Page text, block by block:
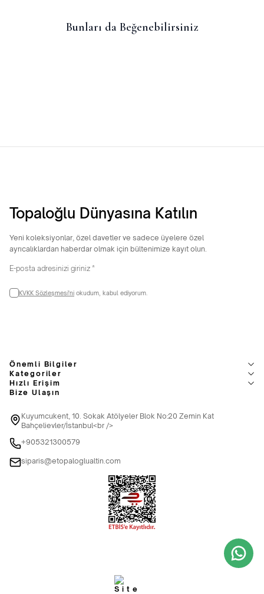
Bunları da Beğenebilirsiniz
Topaloğlu Dünyasına Katılın
Yeni koleksiyonlar, özel davetler ve sadece üyelere özel
ayrıcalıklardan haberdar olmak için bültenimize kayıt olun.
KVKK Sözleşmesi'ni okudum, kabul ediyorum.
Önemli Bilgiler
Kategoriler
Hızlı Erişim
Bize Ulaşın
Kuyumcukent, 10. Sokak Atölyeler Blok No:20 Zemin Kat
Bahçelievler/İstanbul<br />
+905321300579
siparis@etopaloglualtin.com